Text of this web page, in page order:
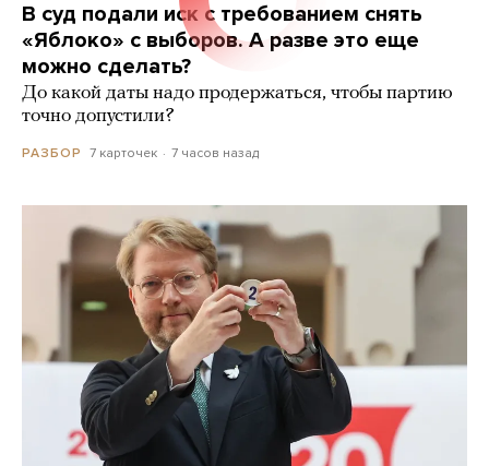
В суд подали иск с требованием снять
«Яблоко» с выборов. А разве это еще
можно сделать?
До какой даты надо продержаться, чтобы партию
точно допустили?
РАЗБОР 7 карточек 7 часов назад